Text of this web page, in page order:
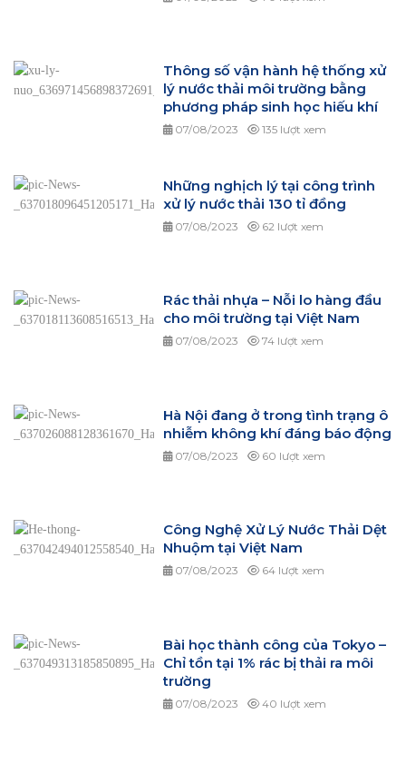
Thông số vận hành hệ thống xử
lý nước thải môi trường bằng
phương pháp sinh học hiếu khí
07/08/2023 135 lượt xem
Những nghịch lý tại công trình
xử lý nước thải 130 tỉ đồng
07/08/2023 62 lượt xem
Rác thải nhựa – Nỗi lo hàng đầu
cho môi trường tại Việt Nam
07/08/2023 74 lượt xem
Hà Nội đang ở trong tình trạng ô
nhiễm không khí đáng báo động
07/08/2023 60 lượt xem
Công Nghệ Xử Lý Nước Thải Dệt
Nhuộm tại Việt Nam
07/08/2023 64 lượt xem
Bài học thành công của Tokyo –
Chỉ tồn tại 1% rác bị thải ra môi
trường
07/08/2023 40 lượt xem